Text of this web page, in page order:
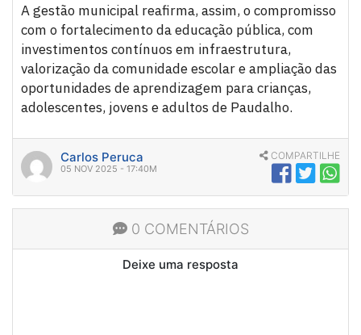
A gestão municipal reafirma, assim, o compromisso
com o fortalecimento da educação pública, com
investimentos contínuos em infraestrutura,
valorização da comunidade escolar e ampliação das
oportunidades de aprendizagem para crianças,
adolescentes, jovens e adultos de Paudalho.
Carlos Peruca
05 NOV 2025 - 17:40M
COMPARTILHE
0 COMENTÁRIOS
Deixe uma resposta